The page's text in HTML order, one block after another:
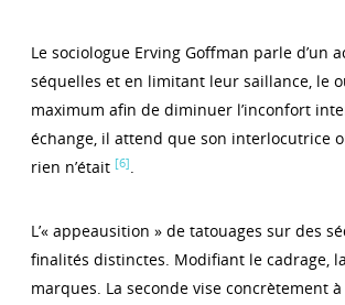
Le sociologue Erving Goffman parle d’un
séquelles et en limitant leur saillance, le
maximum afin de diminuer l’inconfort
échange, il attend que son interlocutrice
rien n’était [6].
L’« appeausition » de tatouages sur des
finalités distinctes. Modifiant le cadrage,
marques. La seconde vise concrètement